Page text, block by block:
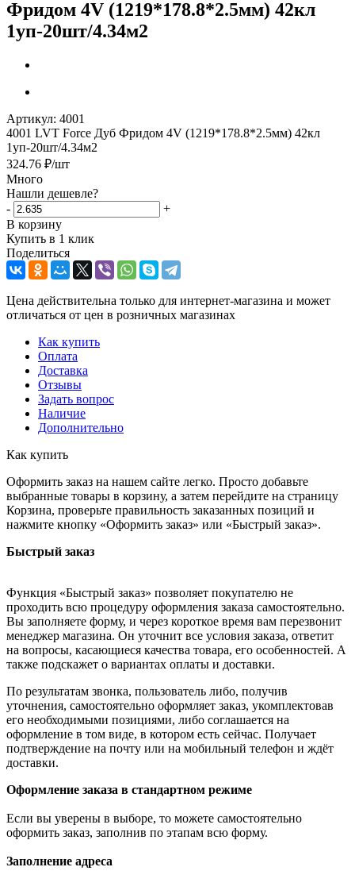
Фридом 4V (1219*178.8*2.5мм) 42кл
1уп-20шт/4.34м2
Артикул: 4001
4001 LVT Force Дуб Фридом 4V (1219*178.8*2.5мм) 42кл
1уп-20шт/4.34м2
324.76 ₽/шт
Много
Нашли дешевле?
-
+
В корзину
Купить в 1 клик
Поделиться
Цена действительна только для интернет-магазина и может
отличаться от цен в розничных магазинах
Как купить
Оплата
Доставка
Отзывы
Задать вопрос
Наличие
Дополнительно
Как купить
Оформить заказ на нашем сайте легко. Просто добавьте
выбранные товары в корзину, а затем перейдите на страницу
Корзина, проверьте правильность заказанных позиций и
нажмите кнопку «Оформить заказ» или «Быстрый заказ».
Быстрый заказ
Функция «Быстрый заказ» позволяет покупателю не
проходить всю процедуру оформления заказа самостоятельно.
Вы заполняете форму, и через короткое время вам перезвонит
менеджер магазина. Он уточнит все условия заказа, ответит
на вопросы, касающиеся качества товара, его особенностей. А
также подскажет о вариантах оплаты и доставки.
По результатам звонка, пользователь либо, получив
уточнения, самостоятельно оформляет заказ, укомплектовав
его необходимыми позициями, либо соглашается на
оформление в том виде, в котором есть сейчас. Получает
подтверждение на почту или на мобильный телефон и ждёт
доставки.
Оформление заказа в стандартном режиме
Если вы уверены в выборе, то можете самостоятельно
оформить заказ, заполнив по этапам всю форму.
Заполнение адреса